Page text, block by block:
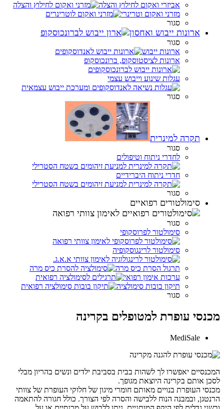
אביזרי ואקום לחילוץ והצלה
מזרני ואקום וטרינרי
סגור
ארונות ייבוש ואחסון
סגור
ארונות ייבוש
ארונות לציסטוסקופ, ברונכוסקופ
עגלות שינוע וייבוש עצמי
סגור
תקרה למינרית
סגור
לחדרי ניתוח וטיפולים
חדרי ניתוח היברידיים
סגור
סימולטורים רפואיים
סגור
סימולטור לפרוסקופי
סימולטור לרינגוסקופיה
תרגול הסרת כיס מרה
ערכות אימון רפואי
תיקון בובות סימולציה
סגור
מכנסי עופרת למטופלים בקרינה
MediSale
המכנסיים יאפשרו לך לשהות בבית בסביבת ילדים ונשים בהריון מבלי
לסכן אותם בקרינה היוצאת מגופך.
מכנסי העופרת בנויים מאותם חומרי מיגון של חלוקי העופרת של צוותי
הרנטגן, ובמבנה הנוח ללבישה והסרה לפי הצורך. כולל חגורה להתאמה